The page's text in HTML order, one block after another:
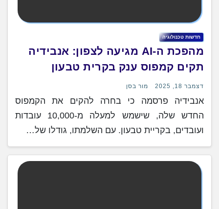
חדשות טכנולוגיה
מהפכת ה-AI מגיעה לצפון: אנבידיה
תקים קמפוס ענק בקרית טבעון
דצמבר 18, 2025 מור בסן
אנבידיה פרסמה כי בחרה להקים את הקמפוס
החדש שלה, שישמש למעלה מ-10,000 עובדות
ועובדים, בקריית טבעון. עם השלמתו, גודלו של…